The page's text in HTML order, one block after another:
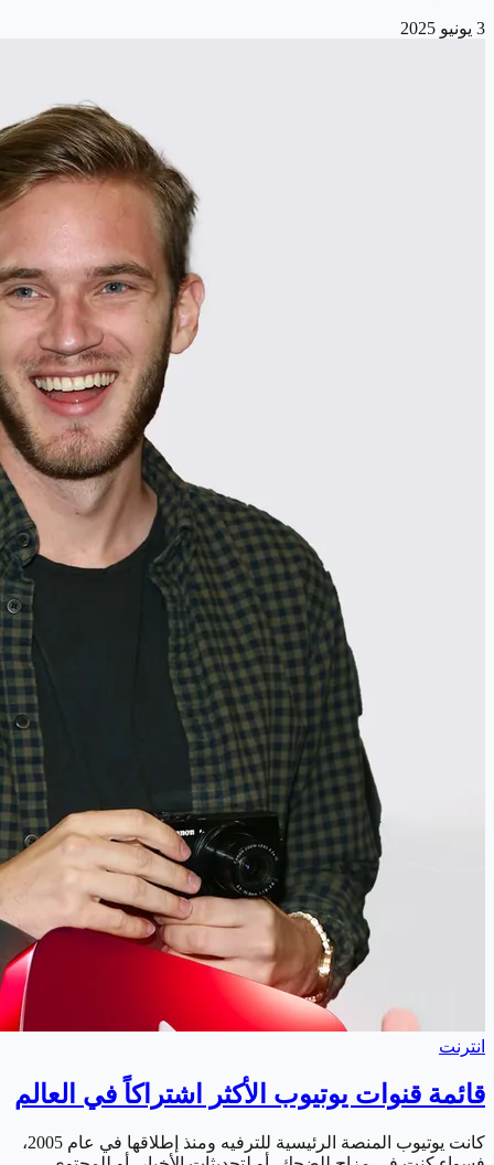
3 يونيو 2025
انترنت
قائمة قنوات يوتيوب الأكثر اشتراكاً في العالم
كانت يوتيوب المنصة الرئيسية للترفيه ومنذ إطلاقها في عام 2005،